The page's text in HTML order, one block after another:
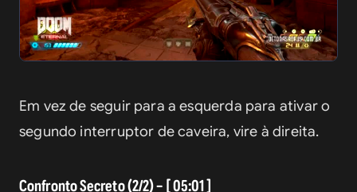
Em vez de seguir para a esquerda para ativar o
segundo interruptor de caveira, vire à direita.
Confronto Secreto (2/2) – [ 05:01 ]